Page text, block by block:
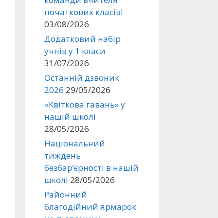
початкових класів!
03/08/2026
Додатковий набір
учнів у 1 класи
31/07/2026
Останній дзвоник
2026 29/05/2026
«Квіткова гавань» у
нашій школі
28/05/2026
Національний
тиждень
безбар’єрності в нашій
школі 28/05/2026
Районний
благодійний ярмарок